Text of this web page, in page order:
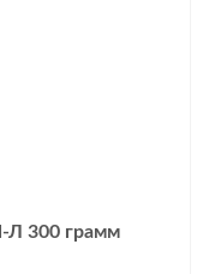
Л 300 грамм